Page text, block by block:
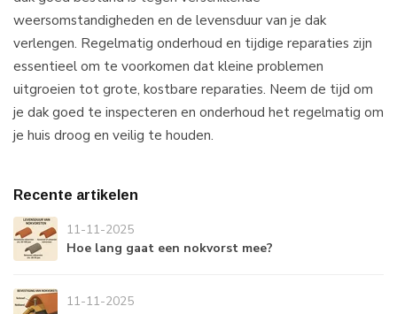
weersomstandigheden en de levensduur van je dak
verlengen. Regelmatig onderhoud en tijdige reparaties zijn
essentieel om te voorkomen dat kleine problemen
uitgroeien tot grote, kostbare reparaties. Neem de tijd om
je dak goed te inspecteren en onderhoud het regelmatig om
je huis droog en veilig te houden.
Recente artikelen
11-11-2025
Hoe lang gaat een nokvorst mee?
11-11-2025